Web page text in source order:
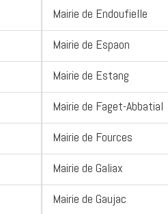
Mairie de Endoufielle
Mairie de Espaon
Mairie de Estang
Mairie de Faget-Abbatial
Mairie de Fources
Mairie de Galiax
Mairie de Gaujac